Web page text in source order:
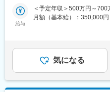
ので、未経験者に向けた教
・休み：土日祝休み（年間
あり
■充実した福利厚生：
国での安全な足場ニーズが
ネスが拡大しており、部門
開発のプロジェクトの中心
建設用足場業界トップシェ
材用パレットなどの開発、
らから開発、設計、試作、
給与
＜予定年収＞500万円～700
月額（基本給）：350,000
気になる